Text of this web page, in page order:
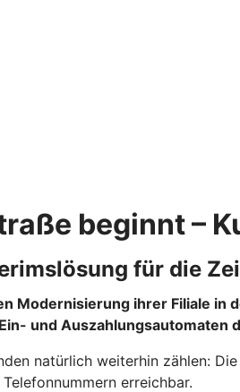
beginnt –
für die
Modernisierung ihrer Filiale
und
natürlich weiterhin zählen:
erreichbar.